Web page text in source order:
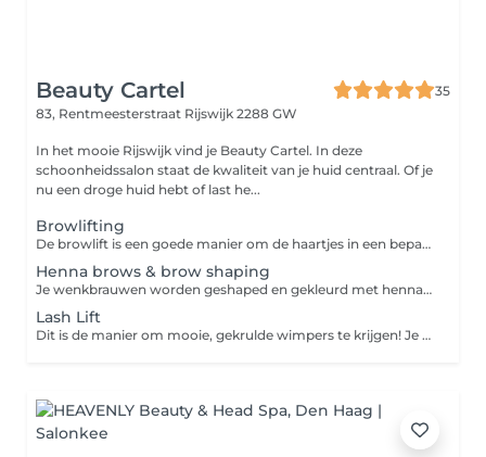
Beauty Cartel
35
83, Rentmeesterstraat Rijswijk 2288 GW
In het mooie Rijswijk vind je Beauty Cartel. In deze
schoonheidssalon staat de kwaliteit van je huid centraal. Of je
nu een droge huid hebt of last he...
Browlifting
De browlift is een goede manier om de haartjes in een bepaalde richting te brengen. Geschikt voor haartjes die af en toe een eigen wil hebben. Je hoeft je wenkbrauwen niet meer elke dag in model te brengen. Het resultaat blijft tot ongeveer 6 weken zichtbaar, afhankelijk van de groeicyclus van je wenkbrauwen.
Henna brows & brow shaping
Je wenkbrauwen worden geshaped en gekleurd met henna. Henna blijft ongeveer 2 weken op de huid en 6 weken op de haartjes zitten.
Lash Lift
Dit is de manier om mooie, gekrulde wimpers te krijgen! Je hebt geen wimperkruller meer nodig, want dankzij deze behandeling blijven je wimpers 5 à 7 weken mooi gekruld.